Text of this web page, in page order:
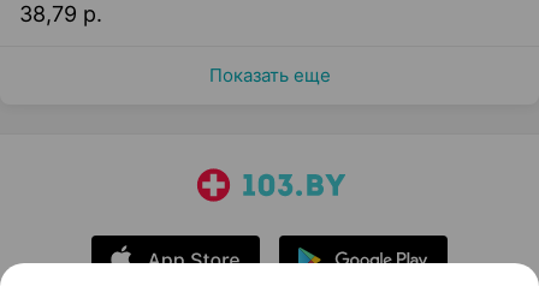
38,79 р.
Показать еще